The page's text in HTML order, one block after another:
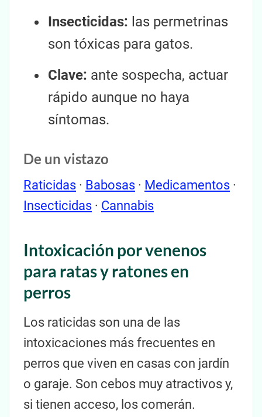
Insecticidas: las permetrinas
son tóxicas para gatos.
Clave: ante sospecha, actuar
rápido aunque no haya
síntomas.
De un vistazo
Raticidas · Babosas · Medicamentos ·
Insecticidas · Cannabis
Intoxicación por venenos
para ratas y ratones en
perros
Los raticidas son una de las
intoxicaciones más frecuentes en
perros que viven en casas con jardín
o garaje. Son cebos muy atractivos y,
si tienen acceso, los comerán.